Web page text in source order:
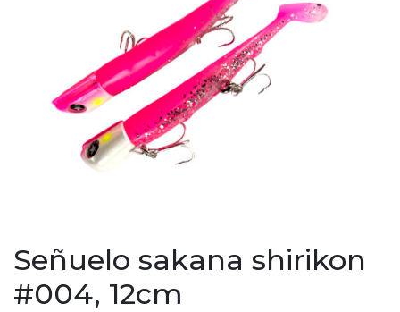
Señuelo sakana shirikon
#004, 12cm